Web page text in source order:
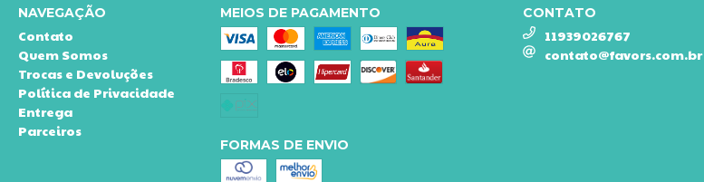
NAVEGAÇÃO
Contato
Quem Somos
Trocas e Devoluções
Política de Privacidade
Entrega
Parceiros
MEIOS DE PAGAMENTO
FORMAS DE ENVIO
CONTATO
11939026767
contato@favors.com.br